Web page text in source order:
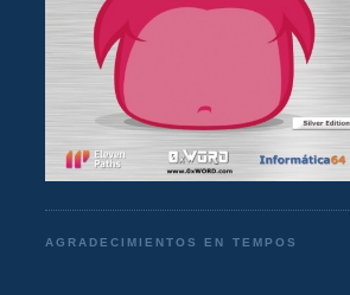
AGRADECIMIENTOS EN TEMPOS